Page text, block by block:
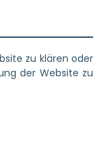
zu klären oder
der Website zu